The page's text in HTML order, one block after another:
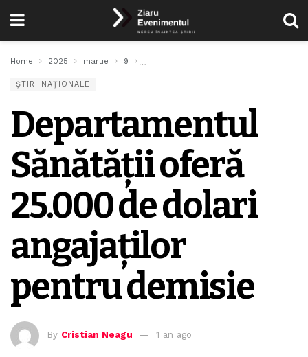
Home 2025 martie 9
ȘTIRI NAȚIONALE
Departamentul
Sănătății oferă
25.000 de dolari
angajaților
pentru demisie
By Cristian Neagu 1 an ago